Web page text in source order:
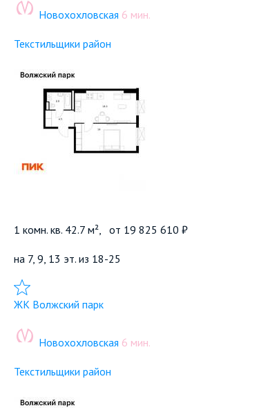
Новохохловская 6 мин.
Текстильщики район
1 комн. кв. 42.7 м², от 19 825 610 ₽
на 7, 9, 13 эт. из 18-25
Добавить в избранное
ЖК Волжский парк
Новохохловская 6 мин.
Текстильщики район